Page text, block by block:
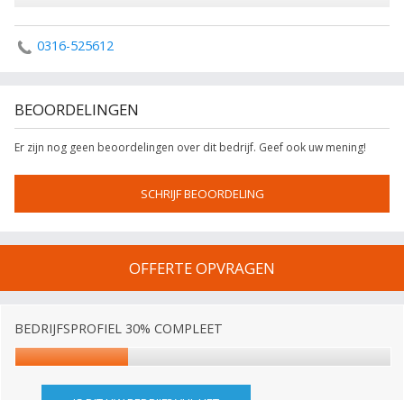
0316-525612
BEOORDELINGEN
Er zijn nog geen beoordelingen over dit bedrijf. Geef ook uw mening!
SCHRIJF BEOORDELING
OFFERTE OPVRAGEN
BEDRIJFSPROFIEL 30% COMPLEET